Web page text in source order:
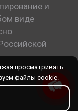
и
виде
просматривать
файлы cookie.